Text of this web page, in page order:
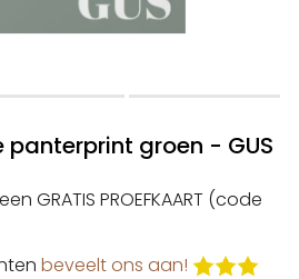
groen - GUS
GRATIS PROEFKAART (code
beveelt ons aan!